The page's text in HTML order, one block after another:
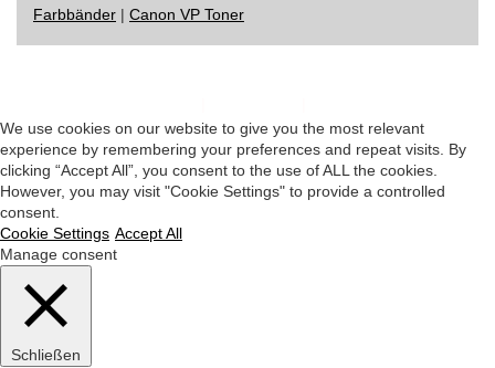
Farbbänder | Canon VP Toner
We use cookies on our website to give you the most relevant
experience by remembering your preferences and repeat visits. By
clicking “Accept All”, you consent to the use of ALL the cookies.
However, you may visit "Cookie Settings" to provide a controlled
consent.
Cookie Settings Accept All
Manage consent
Schließen